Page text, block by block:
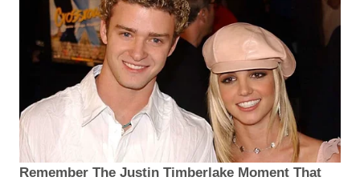
Remember The Justin Timberlake Moment That